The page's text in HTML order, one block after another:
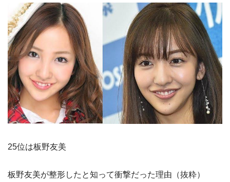
25位は板野友美
板野友美が整形したと知って衝撃だった理由（抜粋）